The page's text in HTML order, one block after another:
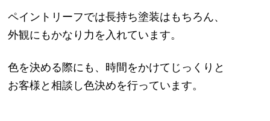
ペイントリーフでは長持ち塗装はもちろん、
外観にもかなり力を入れています。
色を決める際にも、時間をかけてじっくりと
お客様と相談し色決めを行っています。